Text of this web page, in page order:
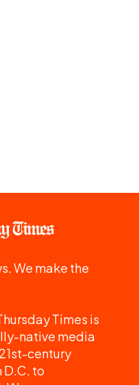
We make the
Times is
native media
century
to